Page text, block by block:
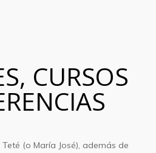
CURSOS
(o María José), además de